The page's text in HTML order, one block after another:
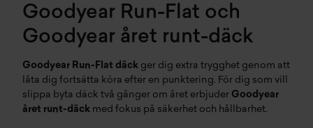
Goodyear Run-Flat och
Goodyear året runt-däck
Goodyear Run-Flat däck ger dig extra trygghet genom att
låta dig fortsätta köra efter en punktering. För dig som vill
slippa byta däck två gånger om året erbjuder Goodyear
året runt-däck med fokus på säkerhet och hållbarhet.